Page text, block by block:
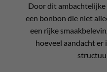
Door dit
een bonbon die niet
een rijke
hoeveel aandacht er